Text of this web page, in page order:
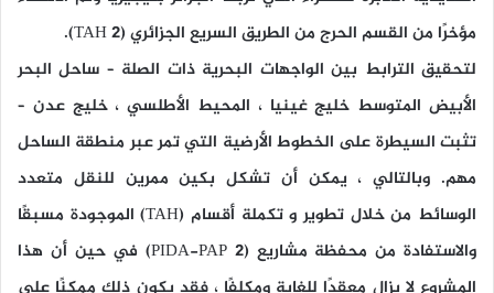
مؤخرًا من القسم الحرج من الطريق السريع الجزائري (TAH 2).
لتحقيق الترابط بين الواجهات البحرية ذات الصلة – ساحل البحر
الأبيض المتوسط خليج غينيا ، المحيط الأطلسي ، خليج عدن –
تثبت السيطرة على الخطوط الأرضية التي تمر عبر منطقة الساحل
مهم. وبالتالي ، يمكن أن تشكل بكين ممرين للنقل متعدد
الوسائط من خلال تطوير و تكملة أقسام (TAH) الموجودة مسبقًا
والاستفادة من محفظة مشاريع (PIDA-PAP 2) في حين أن هذا